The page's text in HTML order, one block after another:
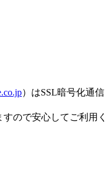
）はSSL暗号化通信
ので安心してご利用く